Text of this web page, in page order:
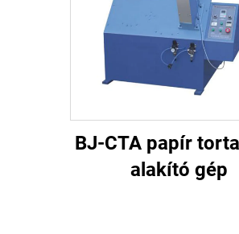
BJ-CTA papír
alakító gép